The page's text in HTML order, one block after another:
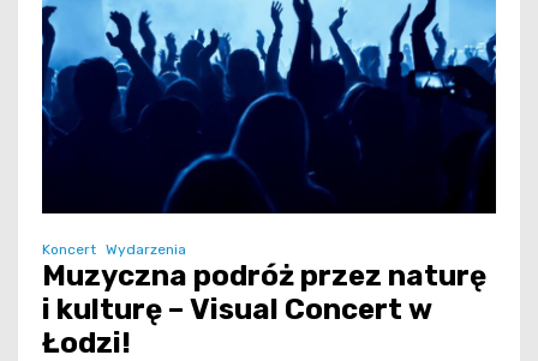
Koncert Wydarzenia
Muzyczna podróż przez naturę
i kulturę – Visual Concert w
Łodzi!